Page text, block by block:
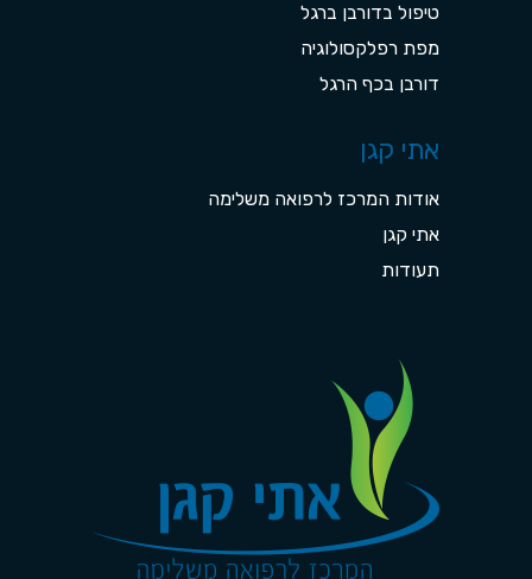
טיפול בדורבן ברגל
מפת רפלקסולוגיה
דורבן בכף הרגל
אתי קגן
אודות המרכז לרפואה משלימה
אתי קגן
תעודות